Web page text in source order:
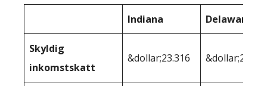
Indiana Delaware
Skyldig
inkomstskatt
&dollar;23.316